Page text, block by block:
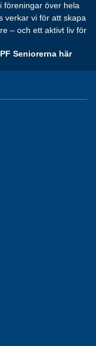
föreningar över hela
verkar vi för att skapa
– och ett aktivt liv för
Seniorerna här